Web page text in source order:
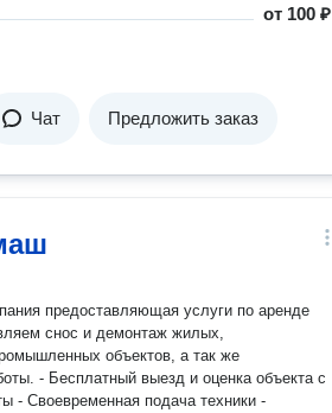
от 100 ₽
Чат Предложить заказ
услуги по аренде
снос и демонтаж жилых,
объектов, а так же
объекта с
- Своевременная подача техники -